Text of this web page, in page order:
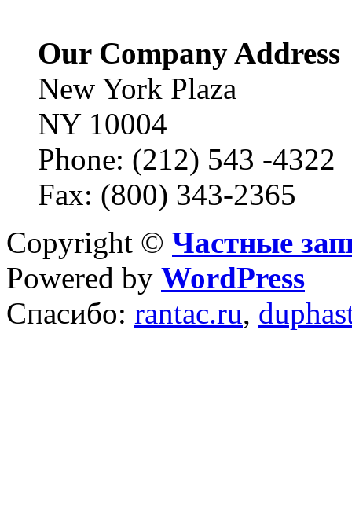
Our Company Address
New York Plaza
NY 10004
Phone: (212) 543 -4322
Fax: (800) 343-2365
Copyright © Частные
Powered by WordPress
Спасибо: rantac.ru,